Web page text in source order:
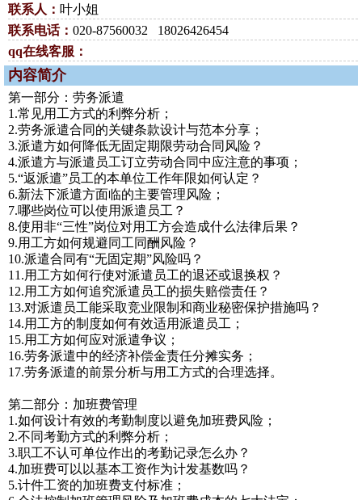
联系人： 叶小姐
联系电话： 020-87560032 18026426454
qq在线客服：
内容简介
第一部分：劳务派遣
1.常见用工方式的利弊分析；
2.劳务派遣合同的关键条款设计与范本分享；
3.派遣方如何降低无固定期限劳动合同风险？
4.派遣方与派遣员工订立劳动合同中应注意的事项；
5.“返派遣”员工的本单位工作年限如何认定？
6.新法下派遣方面临的主要管理风险；
7.哪些岗位可以使用派遣员工？
8.使用非“三性”岗位对用工方会造成什么法律后果？
9.用工方如何规避同工同酬风险？
10.派遣合同有“无固定期”风险吗？
11.用工方如何行使对派遣员工的退还或退换权？
12.用工方如何追究派遣员工的损失赔偿责任？
13.对派遣员工能采取竞业限制和商业秘密保护措施吗？
14.用工方的制度如何有效适用派遣员工；
15.用工方如何应对派遣争议；
16.劳务派遣中的经济补偿金责任分摊实务；
17.劳务派遣的前景分析与用工方式的合理选择。
第二部分：加班费管理
1.如何设计有效的考勤制度以避免加班费风险；
2.不同考勤方式的利弊分析；
3.职工不认可单位作出的考勤记录怎么办？
4.加班费可以以基本工资作为计发基数吗？
5.计件工资的加班费支付标准；